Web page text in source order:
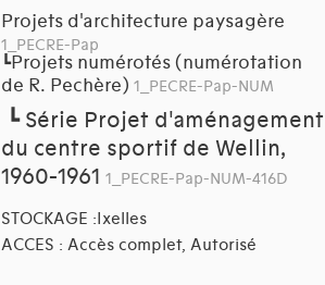
Projets d'architecture paysagère
1_PECRE-Pap
┗Projets numérotés (numérotation
de R. Pechère) 1_PECRE-Pap-NUM
┗ Série Projet d'aménagement
du centre sportif de Wellin,
1960-1961 1_PECRE-Pap-NUM-416D
STOCKAGE :Ixelles
ACCES : Accès complet, Autorisé